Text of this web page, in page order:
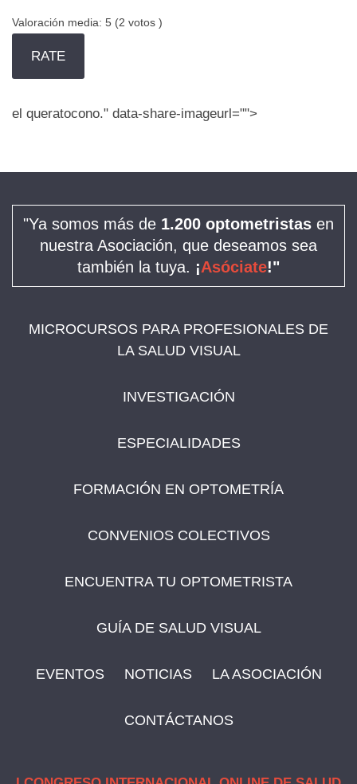
Valoración media: 5 (2 votos )
el queratocono." data-share-imageurl="">
"Ya somos más de 1.200 optometristas en
nuestra Asociación, que deseamos sea
también la tuya. ¡Asóciate!"
MICROCURSOS PARA PROFESIONALES DE
LA SALUD VISUAL
INVESTIGACIÓN
ESPECIALIDADES
FORMACIÓN EN OPTOMETRÍA
CONVENIOS COLECTIVOS
ENCUENTRA TU OPTOMETRISTA
GUÍA DE SALUD VISUAL
EVENTOS NOTICIAS LA ASOCIACIÓN
CONTÁCTANOS